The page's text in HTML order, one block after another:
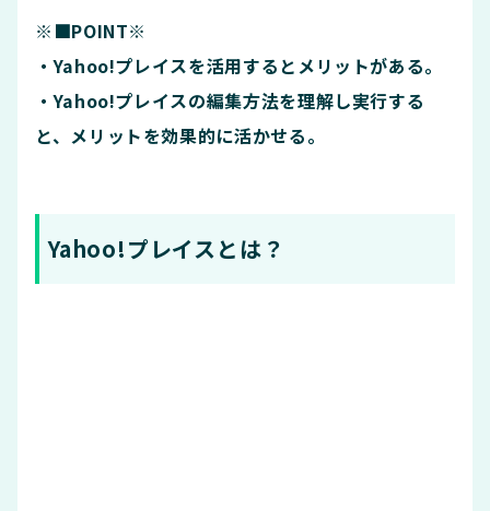
※■POINT※
・Yahoo!プレイスを活用するとメリットがある。
・Yahoo!プレイスの編集方法を理解し実行する
と、メリットを効果的に活かせる。
Yahoo!プレイスとは？